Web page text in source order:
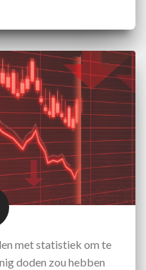
met statistiek om te
doden zou hebben